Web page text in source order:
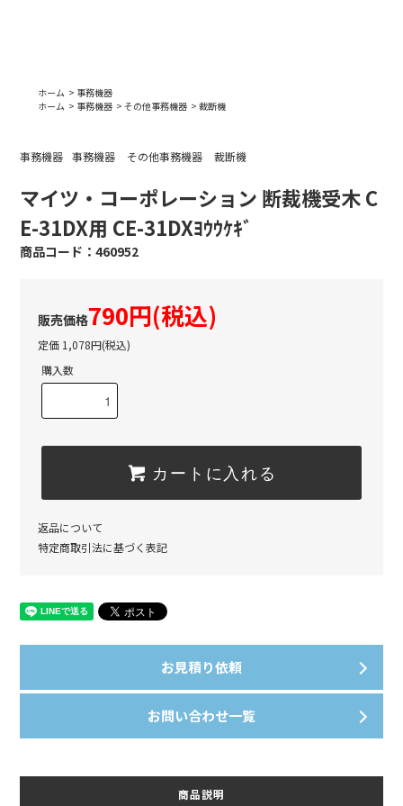
ホーム > 事務機器
ホーム > 事務機器 >その他事務機器 >裁断機
事務機器 事務機器 その他事務機器 裁断機
マイツ・コーポレーション 断裁機受木 C
E-31DX用 CE-31DXﾖｳｳｹｷﾞ
460952
790円(税込)
定価 1,078円(税込)
購入数
カートに入れる
返品について
特定商取引法に基づく表記
お見積り依頼
お問い合わせ一覧
商品説明